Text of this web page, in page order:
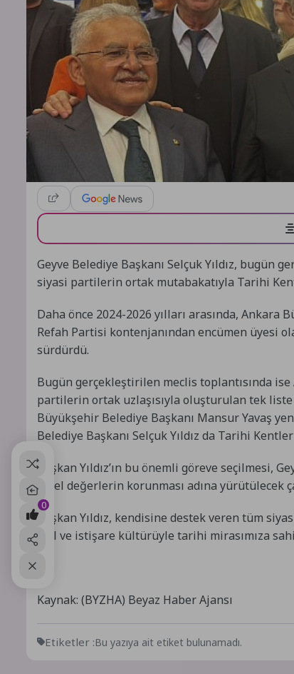
Geyve Belediye Başkanı Selçuk Yıldız, bugün
siyasi partilerin ortak mutabakatıyla Tarihi
Daha önce 2024-2026 yılları arasında, Ankara
Refah Partisi kontenjanından encümen üyesi
sürdürdü.
Bugün gerçekleştirilen meclis toplantısında ise
partilerin ortak uzlaşısıyla oluşturulan tek liste
Büyükşehir Belediye Başkanı Mansur Yavaş
Belediye Başkanı Selçuk Yıldız da Tarihi
Başkan Yıldız’ın bu önemli göreve seçilmesi,
yerel değerlerin korunması adına yürütülecek
Başkan Yıldız, kendisine destek veren tüm
akıl ve istişare kültürüyle tarihi mirasımıza
Kaynak: (BYZHA) Beyaz Haber Ajansı
Etiketler :Bu yazıya ait etiket bulunamadı.
0